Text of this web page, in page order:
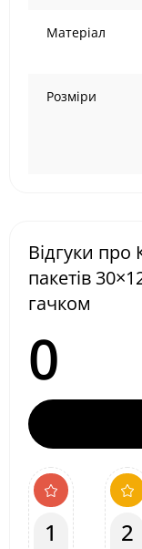
Матеріал
Розміри
Відгуки про
пакетів
гачком
0
1 2